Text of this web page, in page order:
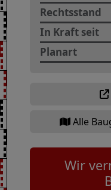
Rechtsstand
In Kraft seit
Planart
Alle
Wir